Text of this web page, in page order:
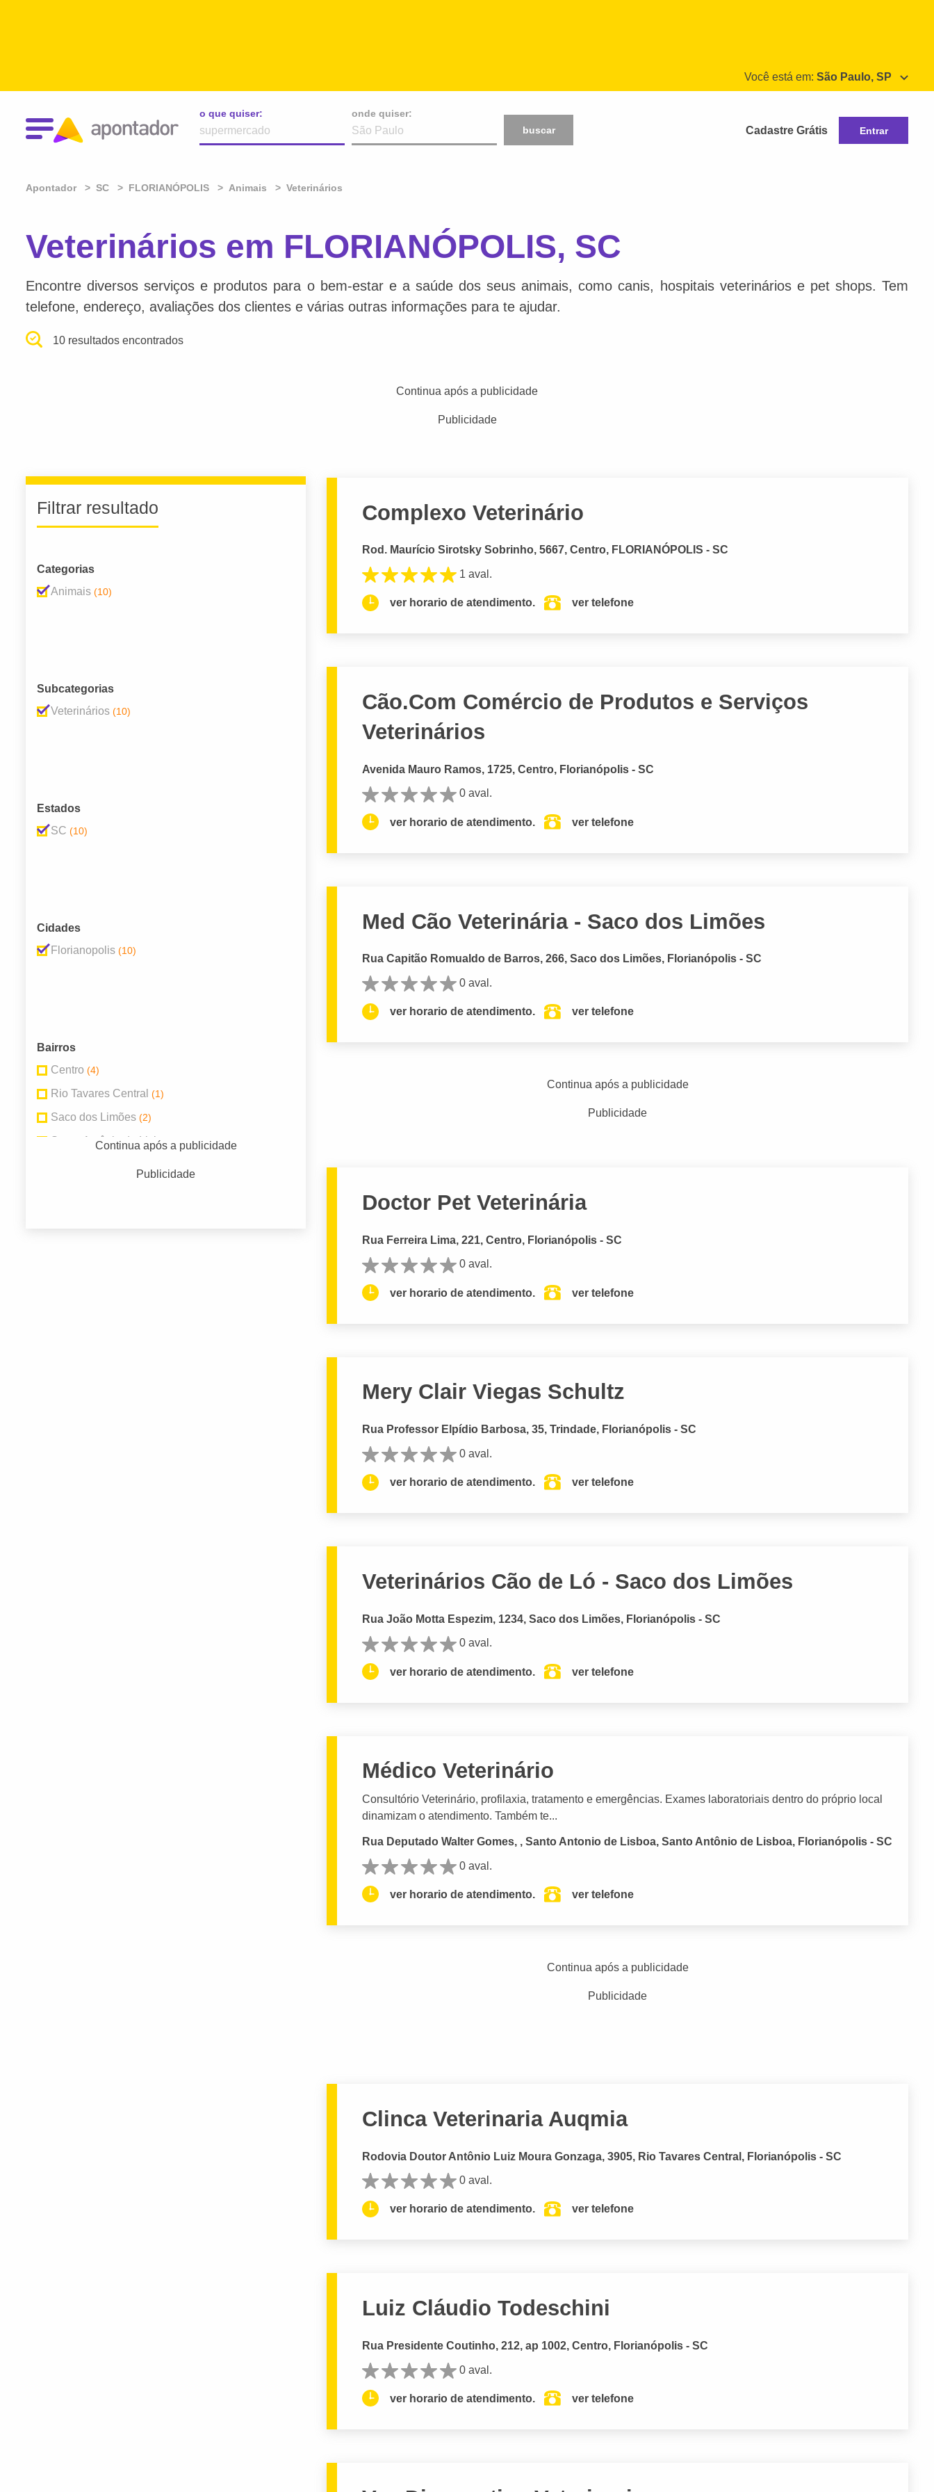
Você está em: São Paulo, SP
o que quiser:
onde quiser:
buscar
Cadastre Grátis Entrar
Apontador SC FLORIANÓPOLIS Animais Veterinários
Veterinários em FLORIANÓPOLIS, SC
Encontre diversos serviços e produtos para o bem-estar e a saúde dos seus animais, como canis, hospitais veterinários e pet shops. Tem
telefone, endereço, avaliações dos clientes e várias outras informações para te ajudar.
10 resultados encontrados
Continua após a publicidade
Publicidade
Filtrar resultado
Categorias
Animais (10)
Subcategorias
Veterinários (10)
Estados
SC (10)
Cidades
Florianopolis (10)
Bairros
Centro (4)
Rio Tavares Central (1)
Saco dos Limões (2)
Santo Antônio de Lisboa(1)
Continua após a publicidade
Publicidade
Complexo Veterinário
Rod. Maurício Sirotsky Sobrinho, 5667, Centro, FLORIANÓPOLIS - SC
1 aval.
ver horario de atendimento. ver telefone
Cão.Com Comércio de Produtos e Serviços
Veterinários
Avenida Mauro Ramos, 1725, Centro, Florianópolis - SC
0 aval.
ver horario de atendimento. ver telefone
Med Cão Veterinária - Saco dos Limões
Rua Capitão Romualdo de Barros, 266, Saco dos Limões, Florianópolis - SC
0 aval.
ver horario de atendimento. ver telefone
Continua após a publicidade
Publicidade
Doctor Pet Veterinária
Rua Ferreira Lima, 221, Centro, Florianópolis - SC
0 aval.
ver horario de atendimento. ver telefone
Mery Clair Viegas Schultz
Rua Professor Elpídio Barbosa, 35, Trindade, Florianópolis - SC
0 aval.
ver horario de atendimento. ver telefone
Veterinários Cão de Ló - Saco dos Limões
Rua João Motta Espezim, 1234, Saco dos Limões, Florianópolis - SC
0 aval.
ver horario de atendimento. ver telefone
Médico Veterinário
Consultório Veterinário, profilaxia, tratamento e emergências. Exames laboratoriais dentro do próprio local
dinamizam o atendimento. Também te...
Rua Deputado Walter Gomes, , Santo Antonio de Lisboa, Santo Antônio de Lisboa, Florianópolis - SC
0 aval.
ver horario de atendimento. ver telefone
Continua após a publicidade
Publicidade
Clinca Veterinaria Auqmia
Rodovia Doutor Antônio Luiz Moura Gonzaga, 3905, Rio Tavares Central, Florianópolis - SC
0 aval.
ver horario de atendimento. ver telefone
Luiz Cláudio Todeschini
Rua Presidente Coutinho, 212, ap 1002, Centro, Florianópolis - SC
0 aval.
ver horario de atendimento. ver telefone